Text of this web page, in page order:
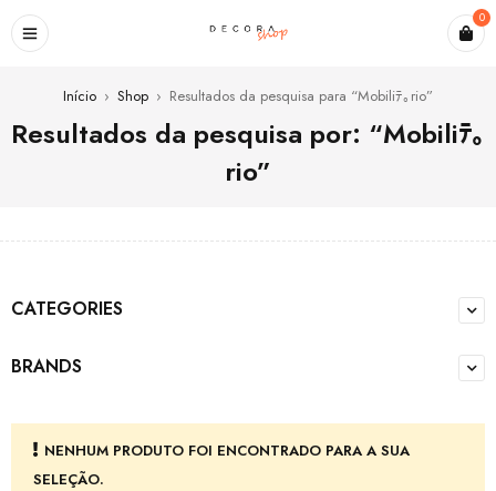
0
Início › Shop › Resultados da pesquisa para “Mobiliﾃ｡rio”
Resultados da pesquisa por: “Mobiliﾃ｡
rio”
CATEGORIES
BRANDS
NENHUM PRODUTO FOI ENCONTRADO PARA A SUA
SELEÇÃO.